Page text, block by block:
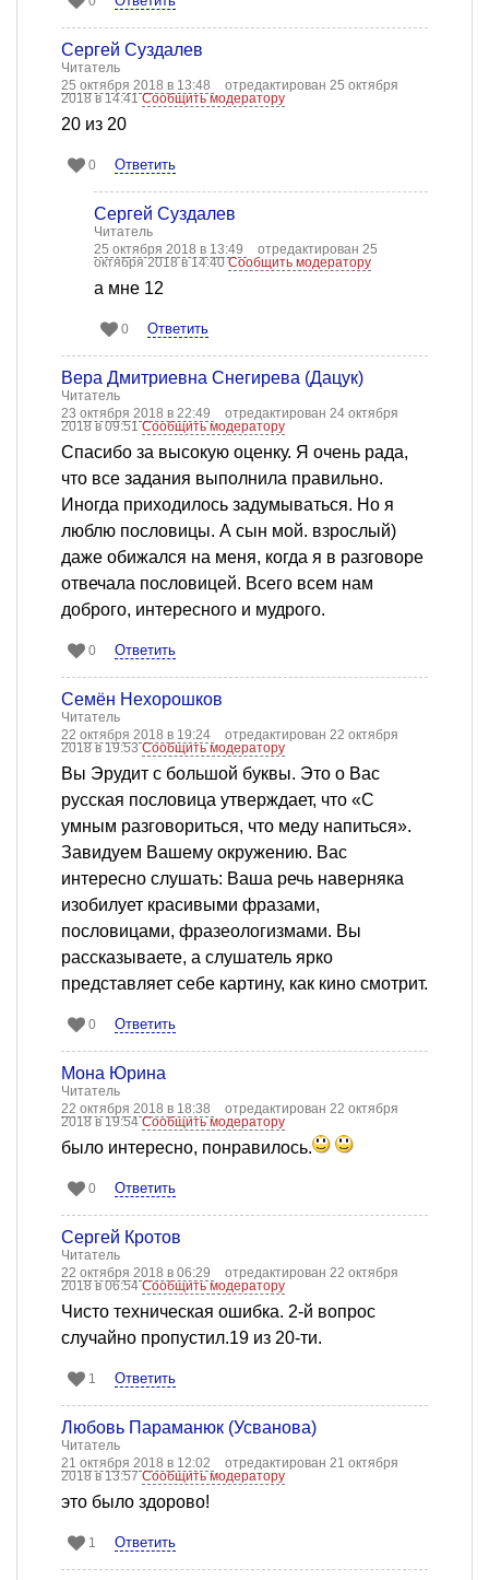
Сергей Суздалев
Читатель
25 октября 2018 в 13:48
отредактирован 25 октября
2018 в 14:41Сообщить модератору
20 из 20
0 Ответить
Сергей Суздалев
Читатель
25 октября 2018 в 13:49
отредактирован 25
октября 2018 в 14:40Сообщить модератору
а мне 12
0 Ответить
Вера Дмитриевна Снегирева (Дацук)
Читатель
23 октября 2018 в 22:49
отредактирован 24 октября
2018 в 09:51Сообщить модератору
Спасибо за высокую оценку. Я очень рада,
что все задания выполнила правильно.
Иногда приходилось задумываться. Но я
люблю пословицы. А сын мой. взрослый)
даже обижался на меня, когда я в разговоре
отвечала пословицей. Всего всем нам
доброго, интересного и мудрого.
0 Ответить
Семён Нехорошков
Читатель
22 октября 2018 в 19:24
отредактирован 22 октября
2018 в 19:53Сообщить модератору
Вы Эрудит с большой буквы. Это о Вас
русская пословица утверждает, что «С
умным разговориться, что меду напиться».
Завидуем Вашему окружению. Вас
интересно слушать: Ваша речь наверняка
изобилует красивыми фразами,
пословицами, фразеологизмами. Вы
рассказываете, а слушатель ярко
представляет себе картину, как кино смотрит.
0 Ответить
Мона Юрина
Читатель
22 октября 2018 в 18:38
отредактирован 22 октября
2018 в 19:54Сообщить модератору
было интересно, понравилось.
0 Ответить
Сергей Кротов
Читатель
22 октября 2018 в 06:29
отредактирован 22 октября
2018 в 06:54Сообщить модератору
Чисто техническая ошибка. 2-й вопрос
случайно пропустил.19 из 20-ти.
1 Ответить
Любовь Параманюк (Усванова)
Читатель
21 октября 2018 в 12:02
отредактирован 21 октября
2018 в 13:57Сообщить модератору
это было здорово!
1 Ответить